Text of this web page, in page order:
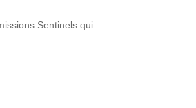
Sentinels qui